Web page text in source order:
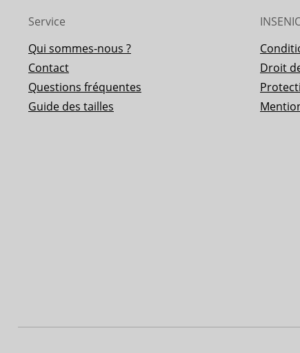
Service
Qui sommes-nous ?
Contact
Questions fréquentes
Guide des tailles
Droit